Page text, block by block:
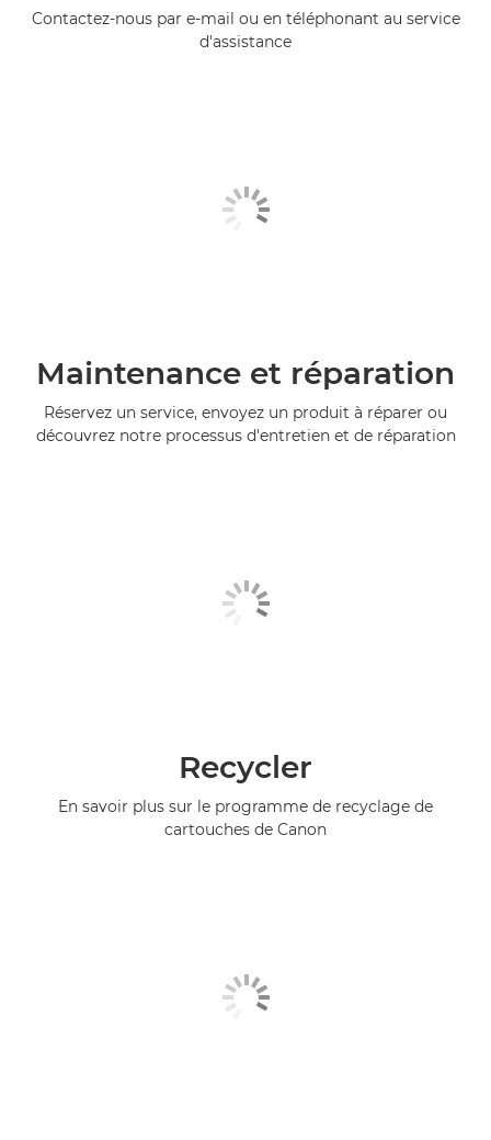
Contactez-nous par e-mail ou en téléphonant au service
d'assistance
Maintenance et réparation
Réservez un service, envoyez un produit à réparer ou
découvrez notre processus d'entretien et de réparation
Recycler
En savoir plus sur le programme de recyclage de
cartouches de Canon